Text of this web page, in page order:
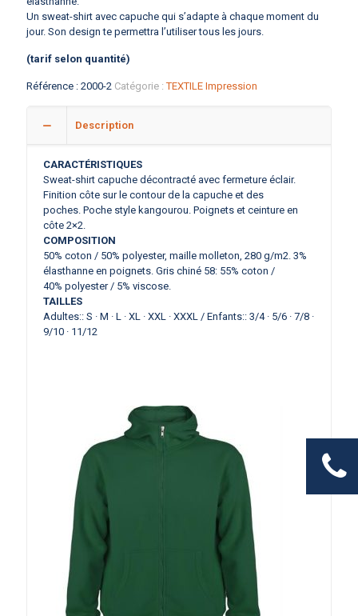
Un sweat-shirt avec capuche qui s’adapte à chaque moment du
jour. Son design te permettra l’utiliser tous les jours.
(tarif selon quantité)
Référence : 2000-2 Catégorie :TEXTILE Impression
Description
CARACTÉRISTIQUES
Sweat-shirt capuche décontracté avec fermeture éclair.
Finition côte sur le contour de la capuche et des
poches. Poche style kangourou. Poignets et ceinture en
côte 2×2.
COMPOSITION
50% coton / 50% polyester, maille molleton, 280 g/m2. 3%
élasthanne en poignets. Gris chiné 58: 55% coton /
40% polyester / 5% viscose.
TAILLES
Adultes:: S · M · L · XL · XXL · XXXL / Enfants:: 3/4 · 5/6 · 7/8 ·
9/10 · 11/12